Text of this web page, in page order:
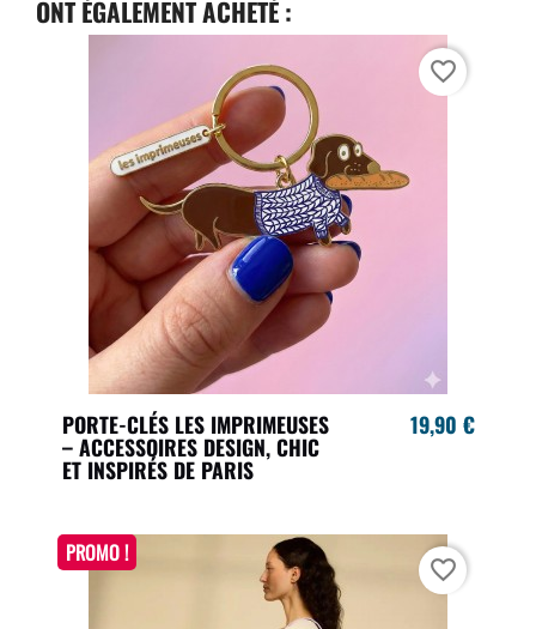
ONT ÉGALEMENT ACHETÉ :
PORTE-CLÉS LES IMPRIMEUSES
– ACCESSOIRES DESIGN, CHIC
ET INSPIRÉS DE PARIS
19,90 €
favorite_border
PROMO !
favorite_border